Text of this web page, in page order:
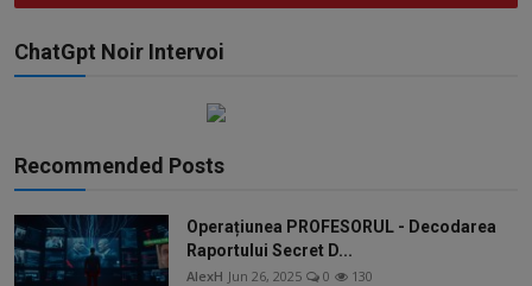
ChatGpt Noir Intervoi
Recommended Posts
Operațiunea PROFESORUL - Decodarea
Raportului Secret D...
AlexH Jun 26, 2025 0 130